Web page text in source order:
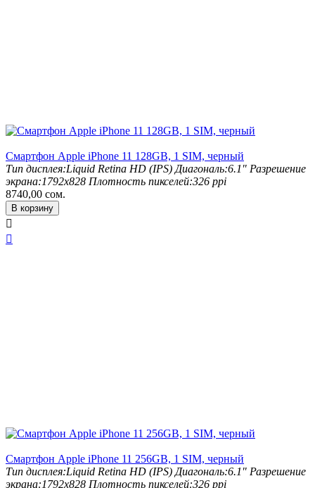
Смартфон Apple iPhone 11 128GB, 1 SIM, черный
Тип дисплея:Liquid Retina HD (IPS) Диагональ:6.1" Разрешение
экрана:1792x828 Плотность пикселей:326 ppi
8740,00 сом.
В корзину


Смартфон Apple iPhone 11 256GB, 1 SIM, черный
Тип дисплея:Liquid Retina HD (IPS) Диагональ:6.1" Разрешение
экрана:1792x828 Плотность пикселей:326 ppi